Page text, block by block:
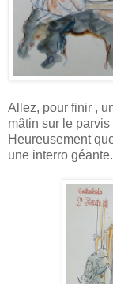
Allez, pour finir ,
mâtin sur le
Heureusement
une interro géante.